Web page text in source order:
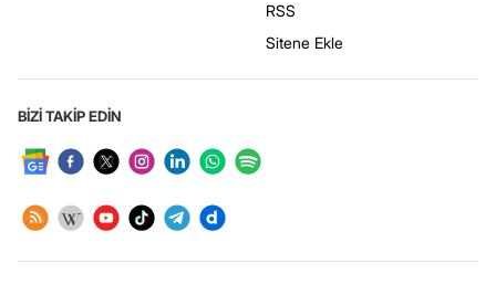
RSS
Sitene Ekle
BİZİ TAKİP EDİN